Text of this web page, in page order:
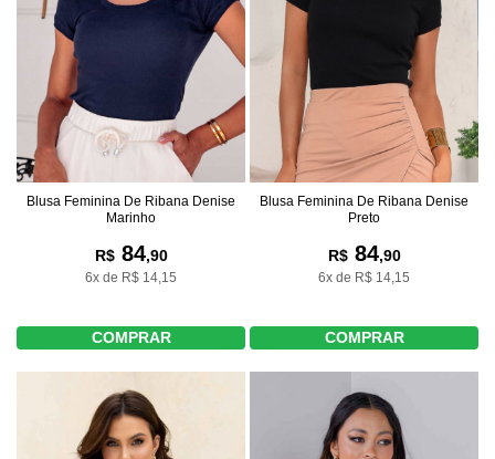
Blusa Feminina De Ribana Denise
Marinho
R$84,90
6x de R$ 14,15
COMPRAR
Blusa Feminina De Ribana Denise
Preto
R$84,90
6x de R$ 14,15
COMPRAR